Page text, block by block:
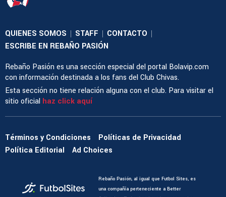
QUIENES SOMOS | STAFF | CONTACTO |
ESCRIBE EN REBAÑO PASIÓN
Rebaño Pasión es una sección especial del portal Bolavip.com
con información destinada a los fans del Club Chivas.
Esta sección no tiene relación alguna con el club. Para visitar el
sitio oficial haz click aquí
Términos y Condiciones
Políticas de Privacidad
Política Editorial
Ad Choices
Rebaño Pasión, al igual que Futbol Sites, es
una compañía perteneciente a Better